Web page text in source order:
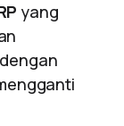
yang